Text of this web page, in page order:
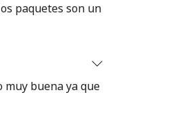
paquetes son un
muy buena ya que